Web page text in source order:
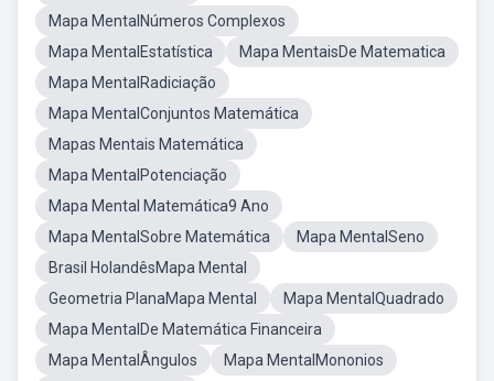
Mapa MentalNúmeros Complexos
Mapa MentalEstatística
Mapa MentaisDe Matematica
Mapa MentalRadiciação
Mapa MentalConjuntos Matemática
Mapas Mentais Matemática
Mapa MentalPotenciação
Mapa Mental Matemática9 Ano
Mapa MentalSobre Matemática
Mapa MentalSeno
Brasil HolandêsMapa Mental
Geometria PlanaMapa Mental
Mapa MentalQuadrado
Mapa MentalDe Matemática Financeira
Mapa MentalÂngulos
Mapa MentalMononios